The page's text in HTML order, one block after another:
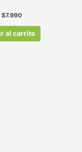
$7.990
al carrito